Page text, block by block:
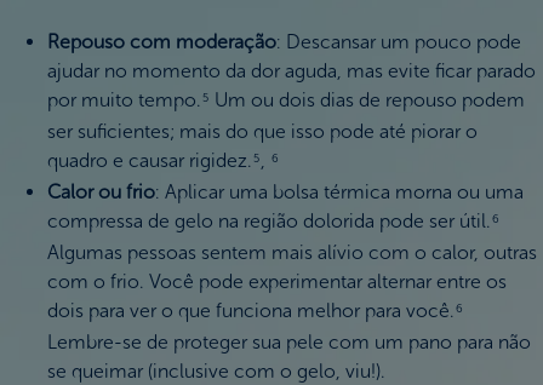
Repouso com moderação: Descansar um pouco pode
ajudar no momento da dor aguda, mas evite ficar parado
por muito tempo. 5 Um ou dois dias de repouso podem
ser suficientes; mais do que isso pode até piorar o
quadro e causar rigidez. 5, 6
Calor ou frio: Aplicar uma bolsa térmica morna ou uma
compressa de gelo na região dolorida pode ser útil.6
Algumas pessoas sentem mais alívio com o calor, outras
com o frio. Você pode experimentar alternar entre os
dois para ver o que funciona melhor para você.6
Lembre-se de proteger sua pele com um pano para não
se queimar (inclusive com o gelo, viu!).